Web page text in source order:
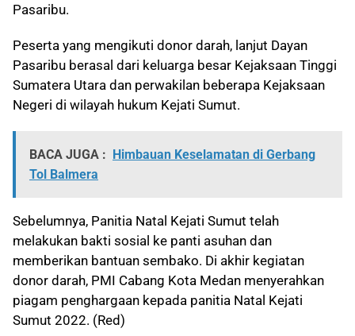
Pasaribu.
Peserta yang mengikuti donor darah, lanjut Dayan
Pasaribu berasal dari keluarga besar Kejaksaan Tinggi
Sumatera Utara dan perwakilan beberapa Kejaksaan
Negeri di wilayah hukum Kejati Sumut.
BACA JUGA : Himbauan Keselamatan di Gerbang
Tol Balmera
Sebelumnya, Panitia Natal Kejati Sumut telah
melakukan bakti sosial ke panti asuhan dan
memberikan bantuan sembako. Di akhir kegiatan
donor darah, PMI Cabang Kota Medan menyerahkan
piagam penghargaan kepada panitia Natal Kejati
Sumut 2022. (Red)